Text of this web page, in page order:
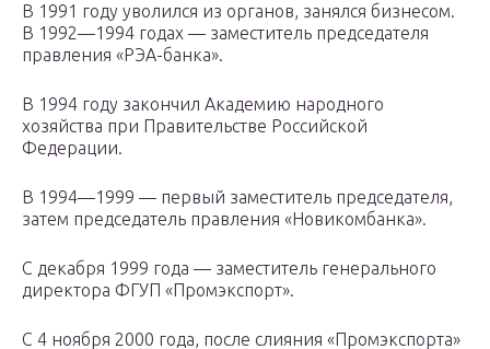
В 1991 году уволился из органов, занялся бизнесом.
В 1992—1994 годах — заместитель председателя
правления «РЭА-банка».
В 1994 году закончил Академию народного
хозяйства при Правительстве Российской
Федерации.
В 1994—1999 — первый заместитель председателя,
затем председатель правления «Новикомбанка».
С декабря 1999 года — заместитель генерального
директора ФГУП «Промэкспорт».
С 4 ноября 2000 года, после слияния «Промэкспорта»